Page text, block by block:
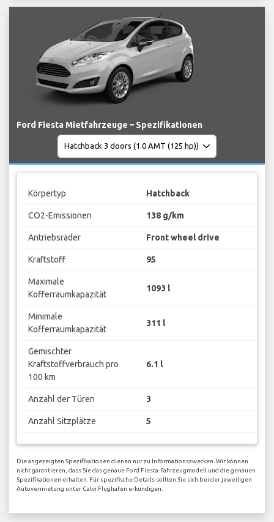
Ford Fiesta Mietfahrzeuge – Spezifikationen
Körpertyp Hatchback
CO2-Emissionen 138 g/km
Antriebsräder Front wheel drive
Kraftstoff 95
Maximale
Kofferraumkapazität
1093 l
Minimale
Kofferraumkapazität
311 l
Gemischter
Kraftstoffverbrauch pro
100 km
6.1 l
Anzahl der Türen 3
Anzahl Sitzplätze 5
Die angezeigten Spezifikationen dienen nur zu Informationszwecken. Wir können
nicht garantieren, dass Sie das genaue Ford Fiesta-Fahrzeugmodell und die genauen
Spezifikationen erhalten. Für spezifische Details sollten Sie sich bei der jeweiligen
Autovermietung unter Calvi Flughafen erkundigen.